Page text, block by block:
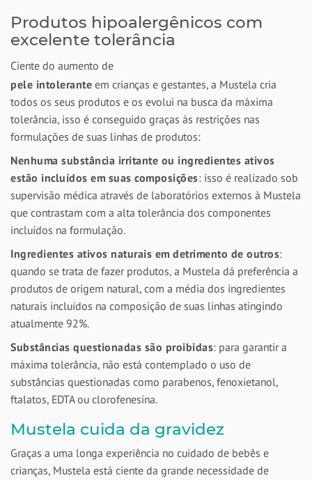
Produtos hipoalergênicos com
excelente tolerância
Ciente do aumento de
pele intolerante em crianças e gestantes, a Mustela cria
todos os seus produtos e os evolui na busca da máxima
tolerância, isso é conseguido graças às restrições nas
formulações de suas linhas de produtos:
Nenhuma substância irritante ou ingredientes ativos
estão incluídos em suas composições: isso é realizado sob
supervisão médica através de laboratórios externos à Mustela
que contrastam com a alta tolerância dos componentes
incluídos na formulação.
Ingredientes ativos naturais em detrimento de outros:
quando se trata de fazer produtos, a Mustela dá preferência a
produtos de origem natural, com a média dos ingredientes
naturais incluídos na composição de suas linhas atingindo
atualmente 92%.
Substâncias questionadas são proibidas: para garantir a
máxima tolerância, não está contemplado o uso de
substâncias questionadas como parabenos, fenoxietanol,
ftalatos, EDTA ou clorofenesina.
Mustela cuida da gravidez
Graças a uma longa experiência no cuidado de bebês e
crianças, Mustela está ciente da grande necessidade de